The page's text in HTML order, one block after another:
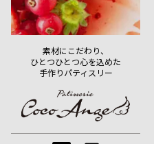
素材にこだわり、
ひとつひとつ心を込めた
手作りパティスリー